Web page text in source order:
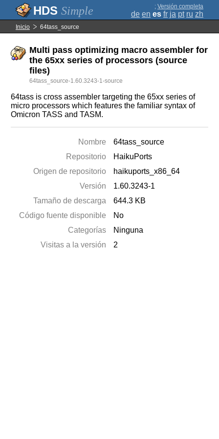
Simple ; Versión completa
de en es fr ja pt ru zh
Inicio 64tass_source
Multi pass optimizing macro assembler for
the 65xx series of processors (source
files)
64tass_source-1.60.3243-1-source
64tass is cross assembler targeting the 65xx series of
micro processors which features the familiar syntax of
Omicron TASS and TASM.
Nombre
64tass_source
Repositorio
HaikuPorts
Origen de repositorio
haikuports_x86_64
Versión
1.60.3243-1
Tamaño de descarga
644.3 KB
Código fuente disponible
No
Categorías
Ninguna
Visitas a la versión
2